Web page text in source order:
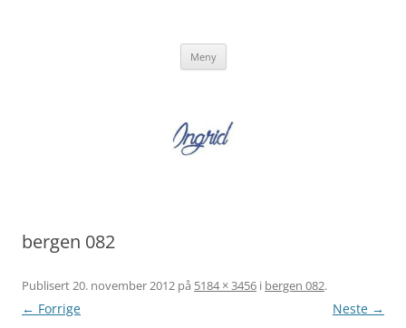
Meny
bergen 082
Publisert20. november 2012 på 5184 × 3456 i bergen 082.
← Forrige Neste →